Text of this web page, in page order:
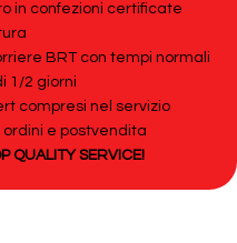
in confezioni certificate
BRT con tempi normali
1/2 giorni
compresi nel servizio
e postvendita
QUALITY SERVICE!